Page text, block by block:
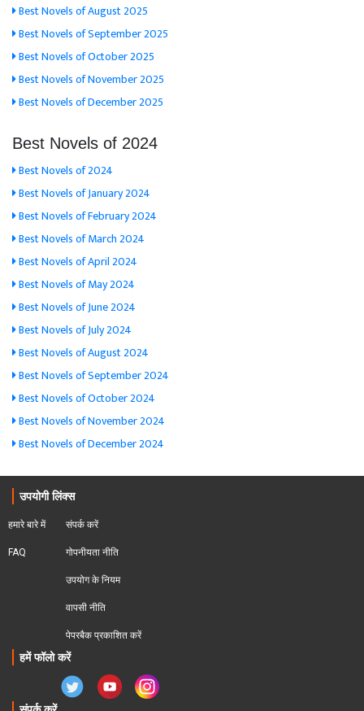
Best Novels of August 2025
Best Novels of September 2025
Best Novels of October 2025
Best Novels of November 2025
Best Novels of December 2025
Best Novels of 2024
Best Novels of 2024
Best Novels of January 2024
Best Novels of February 2024
Best Novels of March 2024
Best Novels of April 2024
Best Novels of May 2024
Best Novels of June 2024
Best Novels of July 2024
Best Novels of August 2024
Best Novels of September 2024
Best Novels of October 2024
Best Novels of November 2024
Best Novels of December 2024
उपयोगी लिंक्स
हमारे बारे में
FAQ
संपर्क करें
गोपनीयता नीति
उपयोग के नियम
वापसी नीति
पेपरबैक प्रकाशित करें
हमें फॉलो करें